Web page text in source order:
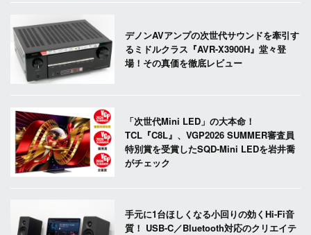
デノンAVアンプの次世代サウンドを牽引す
るミドルクラス『AVR-X3900H』堂々登
場！その真価を徹底レビュー
「次世代Mini LED」の大本命！
TCL『C8L』、VGP2026 SUMMER審査員
特別賞を受賞したSQD-Mini LEDを岩井喬
がチェック
手元に1台ほしくなる小回りの効くHi-Fi音
質！ USB-C／Bluetooth対応のクリエイテ